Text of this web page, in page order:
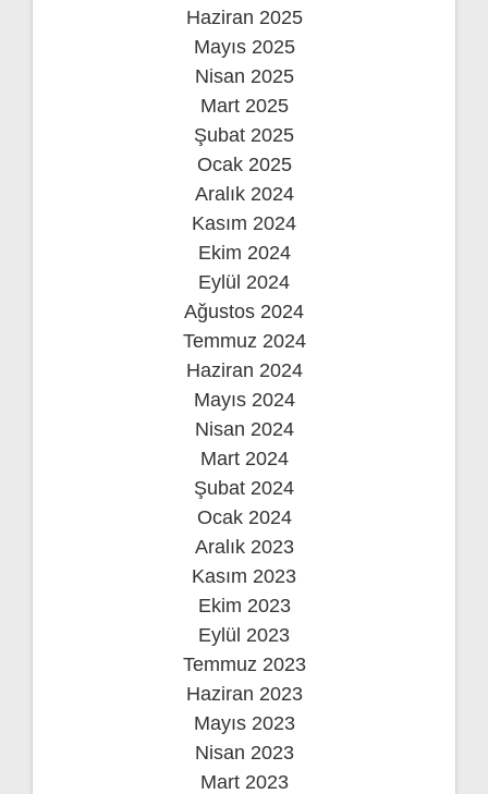
Haziran 2025
Mayıs 2025
Nisan 2025
Mart 2025
Şubat 2025
Ocak 2025
Aralık 2024
Kasım 2024
Ekim 2024
Eylül 2024
Ağustos 2024
Temmuz 2024
Haziran 2024
Mayıs 2024
Nisan 2024
Mart 2024
Şubat 2024
Ocak 2024
Aralık 2023
Kasım 2023
Ekim 2023
Eylül 2023
Temmuz 2023
Haziran 2023
Mayıs 2023
Nisan 2023
Mart 2023